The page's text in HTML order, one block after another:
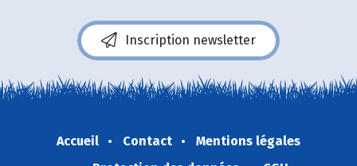
Inscription newsletter
Accueil Contact
Mentions légales